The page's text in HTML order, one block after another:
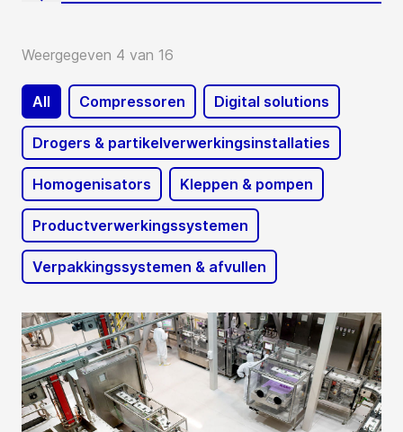
Weergegeven 4 van 16
All Compressoren Digital solutions
Drogers & partikelverwerkingsinstallaties
Homogenisators Kleppen & pompen
Productverwerkingssystemen
Verpakkingssystemen & afvullen